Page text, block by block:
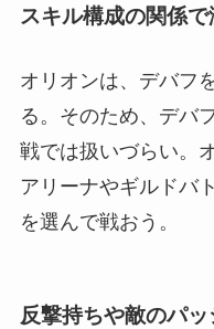
スキル構成の関係
オリオンは、デバフ
る。そのため、デバ
戦では扱いづらい。
アリーナやギルドバ
を選んで戦おう。
反撃持ちや敵のパ